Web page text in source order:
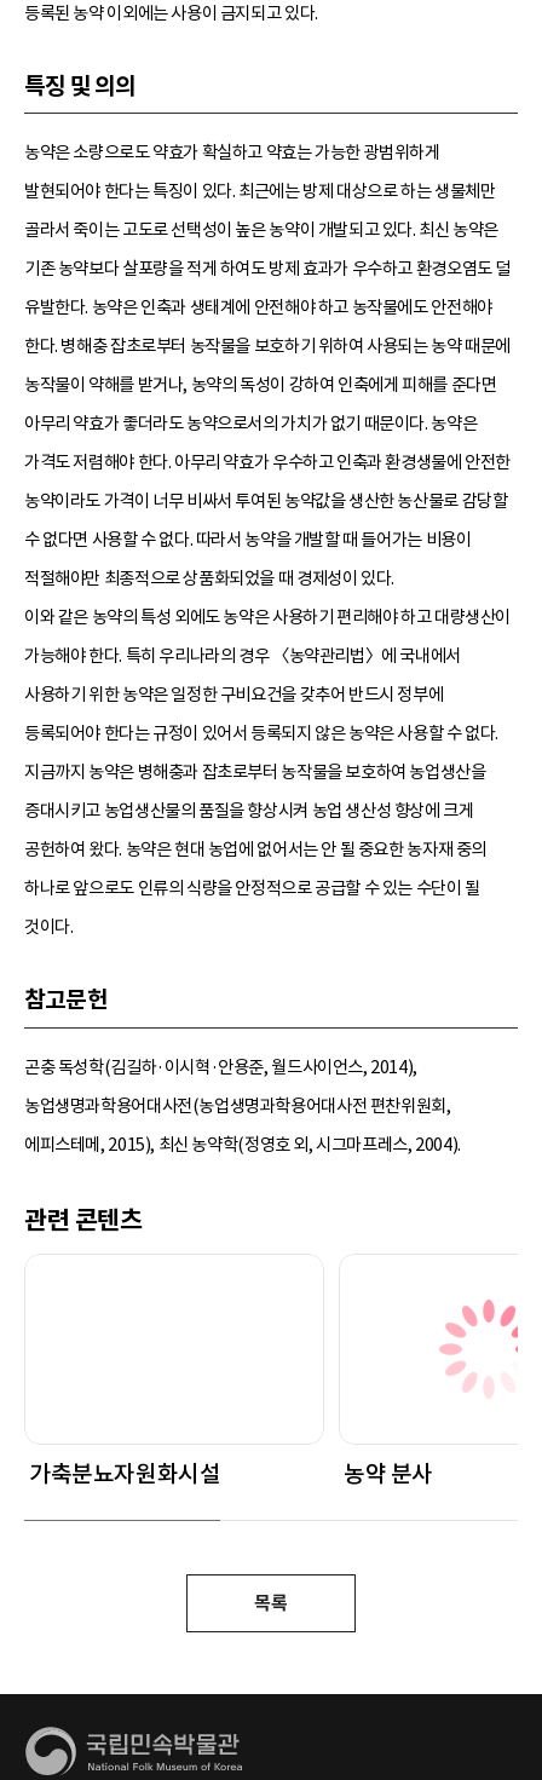
등록된 농약 이외에는 사용이 금지되고 있다.
특징 및 의의
농약은 소량으로도 약효가 확실하고 약효는 가능한 광범위하게
발현되어야 한다는 특징이 있다. 최근에는 방제 대상으로 하는 생물체만
골라서 죽이는 고도로 선택성이 높은 농약이 개발되고 있다. 최신 농약은
기존 농약보다 살포량을 적게 하여도 방제 효과가 우수하고 환경오염도 덜
유발한다. 농약은 인축과 생태계에 안전해야 하고 농작물에도 안전해야
한다. 병해충 잡초로부터 농작물을 보호하기 위하여 사용되는 농약 때문에
농작물이 약해를 받거나, 농약의 독성이 강하여 인축에게 피해를 준다면
아무리 약효가 좋더라도 농약으로서의 가치가 없기 때문이다. 농약은
가격도 저렴해야 한다. 아무리 약효가 우수하고 인축과 환경생물에 안전한
농약이라도 가격이 너무 비싸서 투여된 농약값을 생산한 농산물로 감당할
수 없다면 사용할 수 없다. 따라서 농약을 개발할 때 들어가는 비용이
적절해야만 최종적으로 상품화되었을 때 경제성이 있다.
이와 같은 농약의 특성 외에도 농약은 사용하기 편리해야 하고 대량생산이
가능해야 한다. 특히 우리나라의 경우 〈농약관리법〉에 국내에서
사용하기 위한 농약은 일정한 구비요건을 갖추어 반드시 정부에
등록되어야 한다는 규정이 있어서 등록되지 않은 농약은 사용할 수 없다.
지금까지 농약은 병해충과 잡초로부터 농작물을 보호하여 농업생산을
증대시키고 농업생산물의 품질을 향상시켜 농업 생산성 향상에 크게
공헌하여 왔다. 농약은 현대 농업에 없어서는 안 될 중요한 농자재 중의
하나로 앞으로도 인류의 식량을 안정적으로 공급할 수 있는 수단이 될
것이다.
참고문헌
곤충 독성학(김길하·이시혁·안용준, 월드사이언스, 2014),
농업생명과학용어대사전(농업생명과학용어대사전 편찬위원회,
에피스테메, 2015), 최신 농약학(정영호 외, 시그마프레스, 2004).
관련 콘텐츠
가축분뇨자원화시설 농약 분사
목록